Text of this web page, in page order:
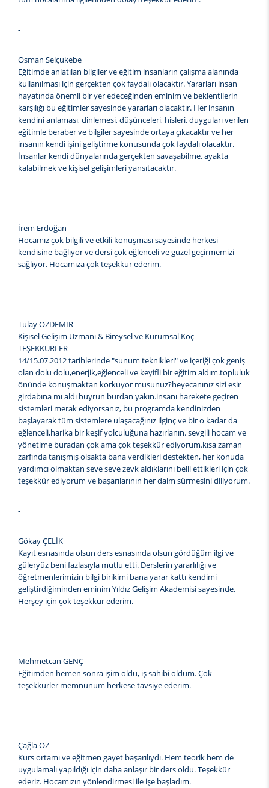
-
Osman Selçukebe
Eğitimde anlatılan bilgiler ve eğitim insanların çalışma alanında
kullanılması için gerçekten çok faydalı olacaktır. Yararları insan
hayatında önemli bir yer edeceğinden eminim ve beklentilerin
karşılığı bu eğitimler sayesinde yararları olacaktır. Her insanın
kendini anlaması, dinlemesi, düşünceleri, hisleri, duyguları verilen
eğitimle beraber ve bilgiler sayesinde ortaya çıkacaktır ve her
insanın kendi işini geliştirme konusunda çok faydalı olacaktır.
İnsanlar kendi dünyalarında gerçekten savaşabilme, ayakta
kalabilmek ve kişisel gelişimleri yansıtacaktır.
-
İrem Erdoğan
Hocamız çok bilgili ve etkili konuşması sayesinde herkesi
kendisine bağlıyor ve dersi çok eğlenceli ve güzel geçirmemizi
sağlıyor. Hocamıza çok teşekkür ederim.
-
Tülay ÖZDEMİR
Kişisel Gelişim Uzmanı & Bireysel ve Kurumsal Koç
TEŞEKKÜRLER
14/15.07.2012 tarihlerinde "sunum teknikleri" ve içeriği çok geniş
olan dolu dolu,enerjik,eğlenceli ve keyifli bir eğitim aldım.topluluk
önünde konuşmaktan korkuyor musunuz?heyecanınız sizi esir
girdabına mı aldı buyrun burdan yakın.insanı harekete geçiren
sistemleri merak ediyorsanız, bu programda kendinizden
başlayarak tüm sistemlere ulaşacağınız ilginç ve bir o kadar da
eğlenceli,harika bir keşif yolculuğuna hazırlanın. sevgili hocam ve
yönetime buradan çok ama çok teşekkür ediyorum.kısa zaman
zarfında tanışmış olsakta bana verdikleri destekten, her konuda
yardımcı olmaktan seve seve zevk aldıklarını belli ettikleri için çok
teşekkür ediyorum ve başarılarının her daim sürmesini diliyorum.
-
Gökay ÇELİK
Kayıt esnasında olsun ders esnasında olsun gördüğüm ilgi ve
güleryüz beni fazlasıyla mutlu etti. Derslerin yararlılığı ve
öğretmenlerimizin bilgi birikimi bana yarar kattı kendimi
geliştirdiğiminden eminim Yıldız Gelişim Akademisi sayesinde.
Herşey için çok teşekkür ederim.
-
Mehmetcan GENÇ
Eğitimden hemen sonra işim oldu, iş sahibi oldum. Çok
teşekkürler memnunum herkese tavsiye ederim.
-
Çağla ÖZ
Kurs ortamı ve eğitmen gayet başarılıydı. Hem teorik hem de
uygulamalı yapıldığı için daha anlaşır bir ders oldu. Teşekkür
ederiz. Hocamızın yönlendirmesi ile işe başladım.